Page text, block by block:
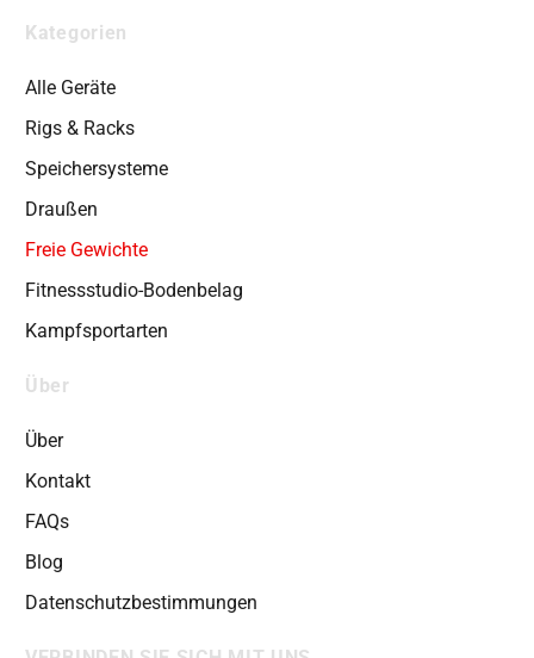
Kategorien
Alle Geräte
Rigs & Racks
Speichersysteme
Draußen
Freie Gewichte
Fitnessstudio-Bodenbelag
Kampfsportarten
Über
Über
Kontakt
FAQs
Blog
Datenschutzbestimmungen